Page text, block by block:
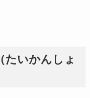
たいかんしょ